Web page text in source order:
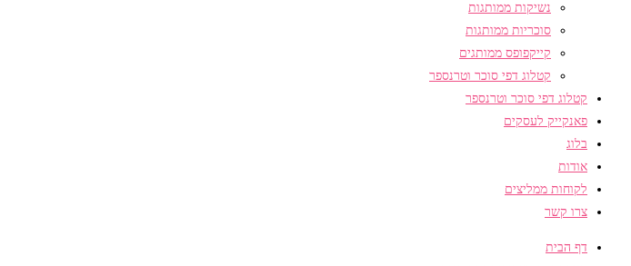
נשיקות ממותגות
סוכריות ממותגות
קייקפופס ממותגים
קטלוג דפי סוכר וטרנספר
קטלוג דפי סוכר וטרנספר
פאנקייק לעסקים
בלוג
אודות
לקוחות ממליצים
צרו קשר
דף הבית